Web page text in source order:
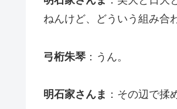
ねんけど、どういう組み合
弓桁朱琴 ：うん。
明石家さんま ：その辺で揉